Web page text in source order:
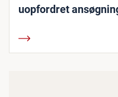
uopfordret